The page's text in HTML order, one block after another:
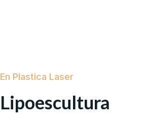
En Plastica Laser
Lipoescultura